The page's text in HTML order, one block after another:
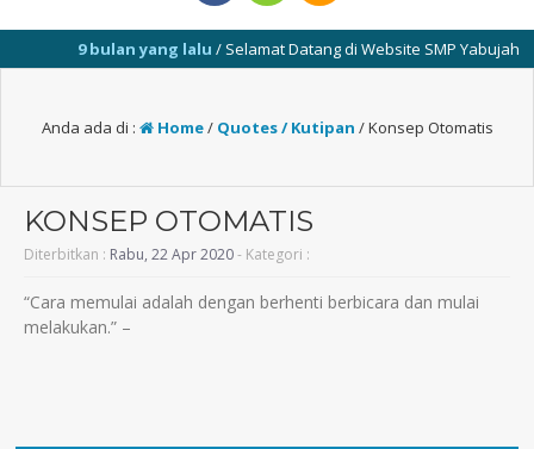
9 bulan yang lalu/ Selamat Datang di Website SMP Yabujah
Anda ada di : Home/ Quotes / Kutipan /Konsep Otomatis
KONSEP OTOMATIS
Diterbitkan : Rabu, 22 Apr 2020- Kategori :
“Cara memulai adalah dengan berhenti berbicara dan mulai
melakukan.” –